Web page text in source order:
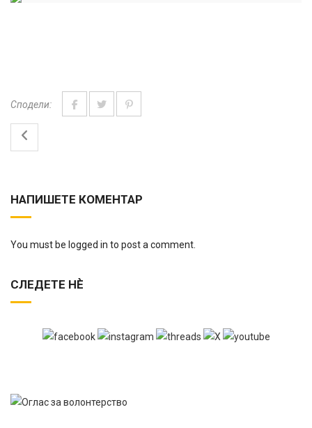
Сподели:
НАПИШЕТЕ КОМЕНТАР
You must be logged in to post a comment.
СЛЕДЕТЕ НЀ